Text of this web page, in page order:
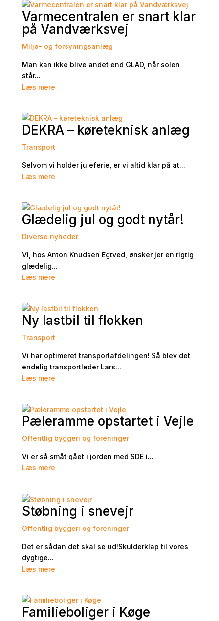
Varmecentralen er snart klar
på Vandværksvej
Miljø- og forsyningsanlæg
Man kan ikke blive andet end GLAD, når solen
står...
Læs mere
DEKRA – køreteknisk anlæg
Transport
Selvom vi holder juleferie, er vi altid klar på at...
Læs mere
Glædelig jul og godt nytår!
Diverse nyheder
Vi, hos Anton Knudsen Egtved, ønsker jer en rigtig
glædelig...
Læs mere
Ny lastbil til flokken
Transport
Vi har optimeret transportafdelingen! Så blev det
endelig transportleder Lars...
Læs mere
Pæleramme opstartet i Vejle
Offentlig byggeri og foreninger
Vi er så småt gået i jorden med SDE i...
Læs mere
Støbning i snevejr
Offentlig byggeri og foreninger
Det er sådan det skal se ud!Skulderklap til vores
dygtige...
Læs mere
Familieboliger i Køge